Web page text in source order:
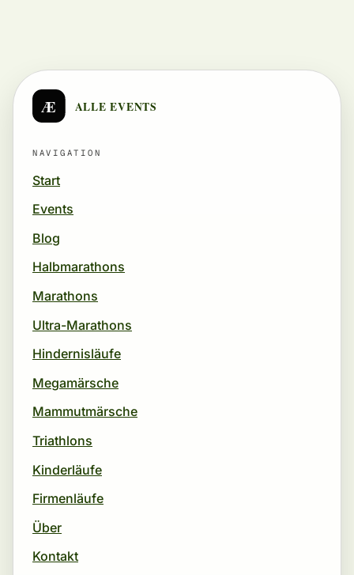
Æ ALLE EVENTS
NAVIGATION
Start
Events
Blog
Halbmarathons
Marathons
Ultra-Marathons
Hindernisläufe
Megamärsche
Mammutmärsche
Triathlons
Kinderläufe
Firmenläufe
Über
Kontakt